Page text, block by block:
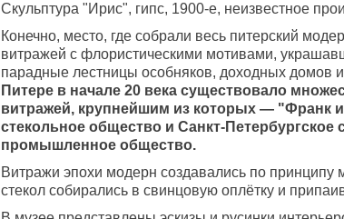
Скульптура "Ирис", гипс, 1900-е, неизвестное
Конечно, место, где собрали весь питерский
витражей с флористическими мотивами,
парадные лестницы особняков, доходных домов
Питере в начале 20 века существовало
витражей, крупнейшим из которых — "Франк
стекольное общество и Санкт-Петербургское
промышленное общество.
Витражи эпохи модерн создавались по принципу
стекол собирались в свинцовую оплётку и